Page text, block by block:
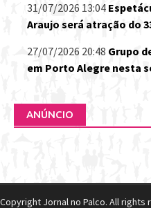
31/07/2026 13:04
Araujo será atração do
27/07/2026 20:48 Grupo
em Porto Alegre nesta
ANÚNCIO
Copyright Jornal no Palco. All rights